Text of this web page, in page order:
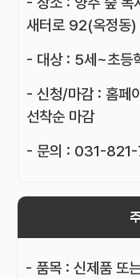
새터로 92(옥정동)
- 대상 : 5세~초등
- 신청/마감 : 홈페
선착순 마감
- 문의 : 031-
- 품목 : 신제품 또